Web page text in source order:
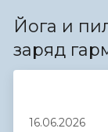
Йога и
заряд
16.06.2026